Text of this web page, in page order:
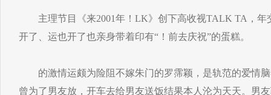
主理节目《来2001年！LK》创下高收视TALK TA，年
开了、运也开了也亲身带着印有“！前去庆祝”的蛋糕。
的激情运颇为险阻不嫁朱门的罗霈颖，是轨范的爱情脑
曾为了男友放，开车去给男友送饭结果本人沦为天天。男